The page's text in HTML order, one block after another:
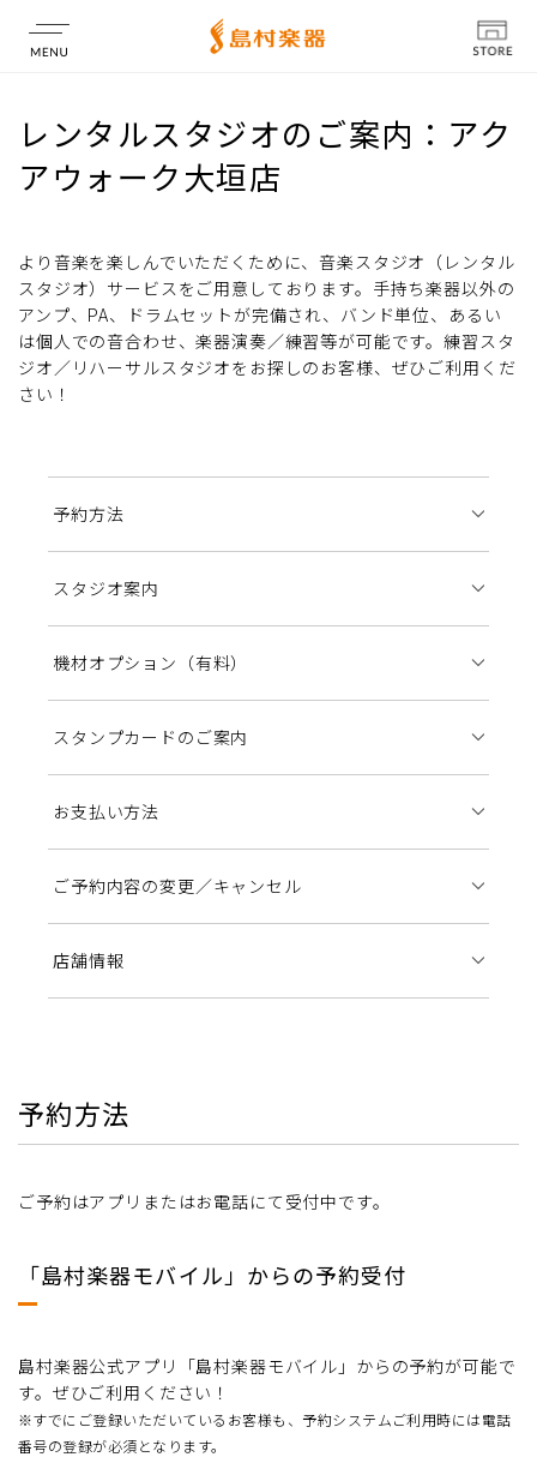
店舗情報
レンタルスタジオのご案内：アク
アウォーク大垣店
より音楽を楽しんでいただくために、音楽スタジオ（レンタル
スタジオ）サービスをご用意しております。手持ち楽器以外の
アンプ、PA、ドラムセットが完備され、バンド単位、あるい
は個人での音合わせ、楽器演奏／練習等が可能です。練習スタ
ジオ／リハーサルスタジオをお探しのお客様、ぜひご利用くだ
さい！
予約方法
スタジオ案内
機材オプション（有料）
スタンプカードのご案内
お支払い方法
ご予約内容の変更／キャンセル
店舗情報
予約方法
ご予約はアプリまたはお電話にて受付中です。
「島村楽器モバイル」からの予約受付
島村楽器公式アプリ「島村楽器モバイル」からの予約が可能で
す。ぜひご利用ください！
※すでにご登録いただいているお客様も、予約システムご利用時には電話
番号の登録が必須となります。